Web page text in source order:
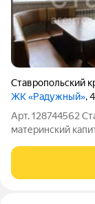
Ставропольский
ЖК «Радужный»,
Арт. 128744562
материнский
недвижимости.
этаже